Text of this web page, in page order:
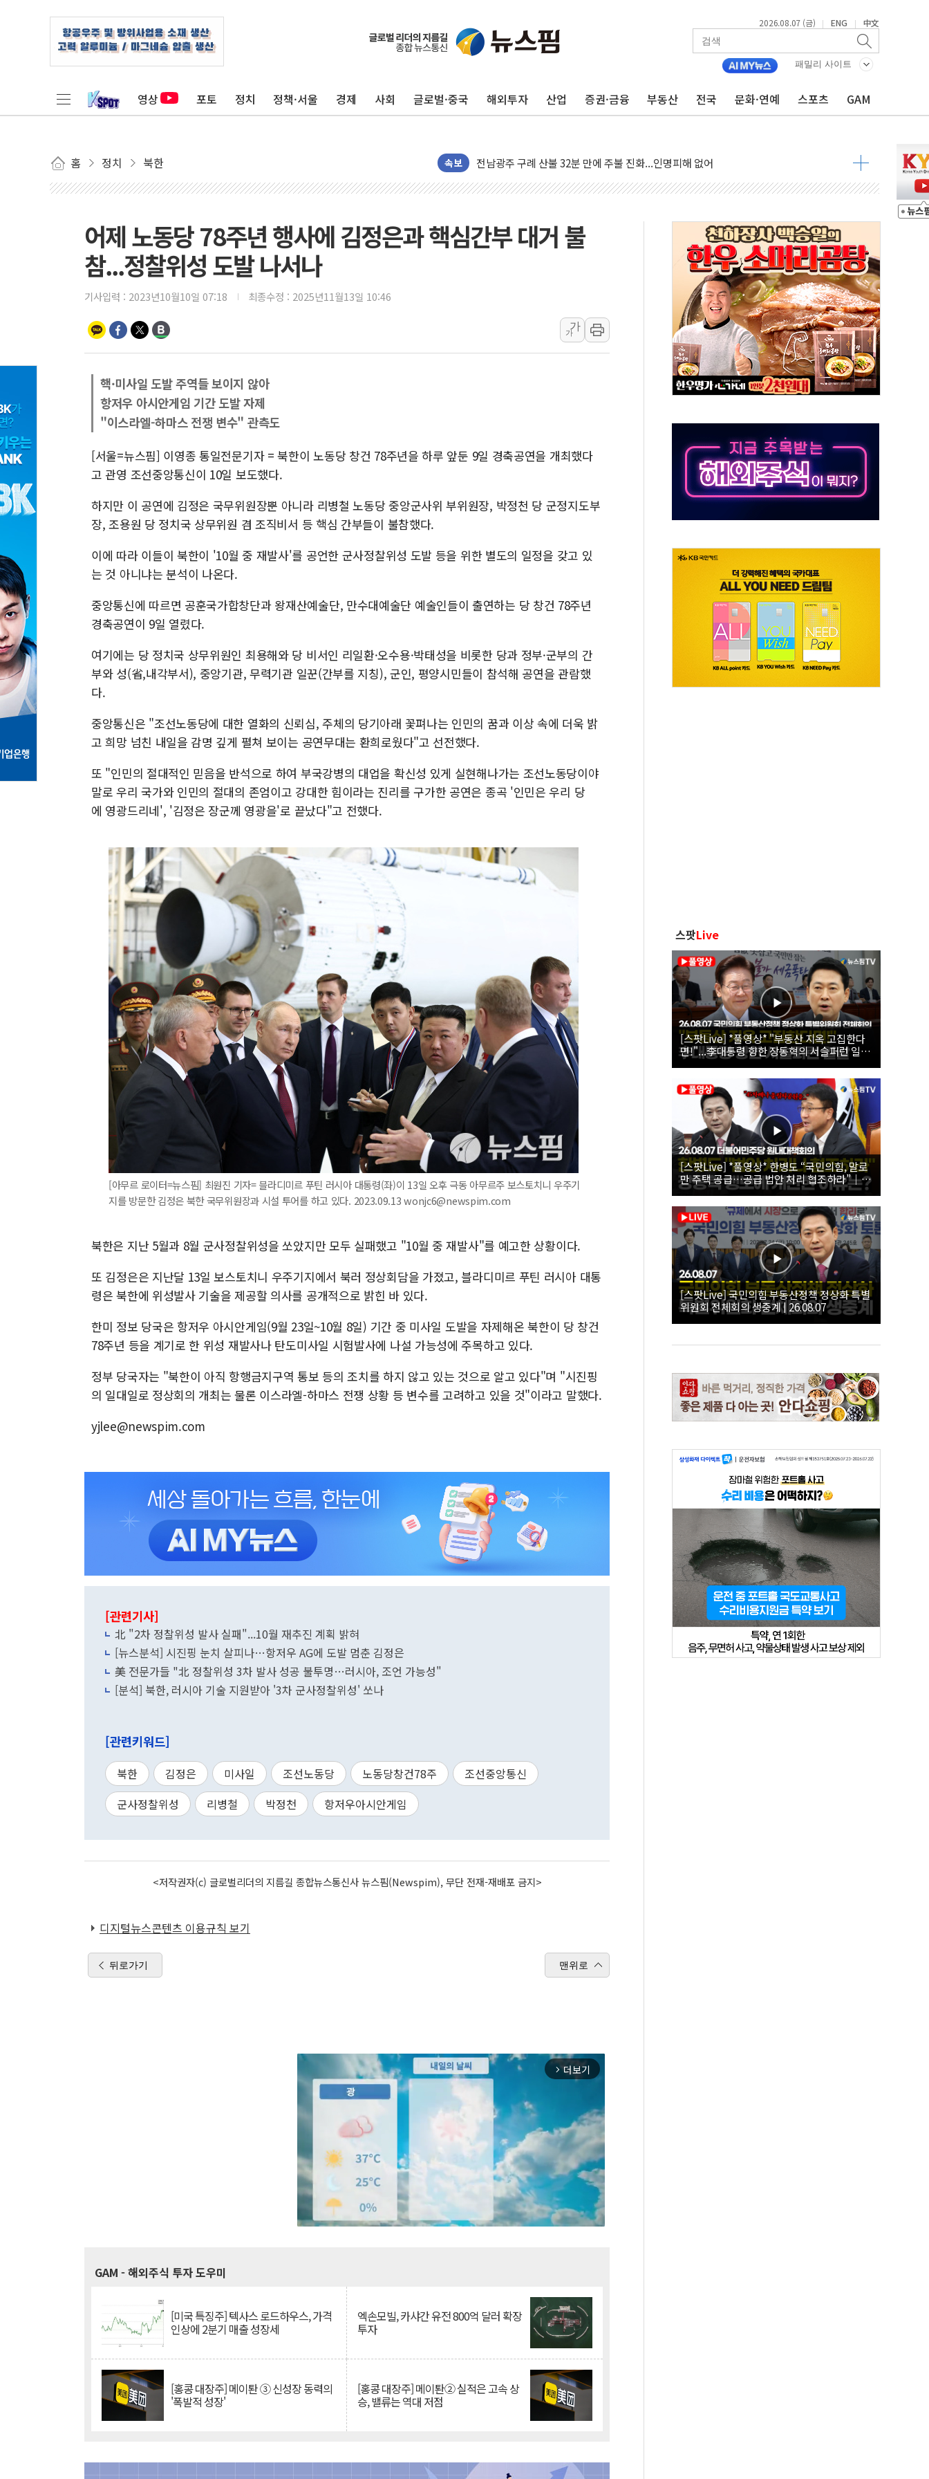
2026.08.07 (금) | ENG | 中文
패밀리 사이트
영상 포토 정치 정책·서울 경제 사회 글로벌·중국 해외투자 산업 증권·금융 부동산 전국 문화·연예 스포츠 GAM
홈 정치 북한 속보
국민의힘 윤리위, '부산 돌려차기 발언' 논란 서범수·진종오 징계절차 개시
수박으로 여름 나는 하마
캠코, 5918억원 규모 압류재산 1506건 공매
[시승기] 공간·승차감 잡은 볼보 EX90…'올 터치'는 호불호
돌아온 홈플러스
[종합] 청도 흥선리 야산 산불 1시간36분만에 주불진화....인명피해 없어
한미 법카 제보자 "신동국과 무관…자료는 전·현직 직원으로부터 확보"
에어로케이항공, 청주-중국 청두 노선 운항허가 취득...중국 노선 다변화
네이버, AI 브리핑 도입 후 블로그 창작자 지원 규모 2배 확대
SKT, '8월 월간 럭키 페스타' 실시...휴대폰 결제 최대 6000원 할인
LG헬로비전 '헬로모바일', 교보문고 제휴 전자책 요금제 출시
삼척시, 무건리 이끼폭포 생태탐방로 출입 통제
어제 노동당 78주년 행사에 김정은과 핵심간부 대거 불
참...정찰위성 도발 나서나
기사입력 : 2023년10월10일 07:18 최종수정 : 2025년11월13일 10:46
가
가
핵·미사일 도발 주역들 보이지 않아
항저우 아시안게임 기간 도발 자제
"이스라엘-하마스 전쟁 변수" 관측도
[서울=뉴스핌] 이영종 통일전문기자 = 북한이 노동당 창건 78주년을 하루 앞둔 9일 경축공연을 개최했다
고 관영 조선중앙통신이 10일 보도했다.
하지만 이 공연에 김정은 국무위원장뿐 아니라 리병철 노동당 중앙군사위 부위원장, 박정천 당 군정지도부
장, 조용원 당 정치국 상무위원 겸 조직비서 등 핵심 간부들이 불참했다.
이에 따라 이들이 북한이 '10월 중 재발사'를 공언한 군사정찰위성 도발 등을 위한 별도의 일정을 갖고 있
는 것 아니냐는 분석이 나온다.
중앙통신에 따르면 공훈국가합창단과 왕재산예술단, 만수대예술단 예술인들이 출연하는 당 창건 78주년
경축공연이 9일 열렸다.
여기에는 당 정치국 상무위원인 최용해와 당 비서인 리일환·오수용·박태성을 비롯한 당과 정부·군부의 간
부와 성(省,내각부서), 중앙기관, 무력기관 일꾼(간부를 지칭), 군인, 평양시민들이 참석해 공연을 관람했
다.
중앙통신은 "조선노동당에 대한 열화의 신뢰심, 주체의 당기아래 꽃펴나는 인민의 꿈과 이상 속에 더욱 밝
고 희망 넘친 내일을 감명 깊게 펼쳐 보이는 공연무대는 환희로웠다"고 선전했다.
또 "인민의 절대적인 믿음을 반석으로 하여 부국강병의 대업을 확신성 있게 실현해나가는 조선노동당이야
말로 우리 국가와 인민의 절대의 존엄이고 강대한 힘이라는 진리를 구가한 공연은 종곡 '인민은 우리 당
에 영광드리네', '김정은 장군께 영광을'로 끝났다"고 전했다.
[아무르 로이터=뉴스핌] 최원진 기자= 블라디미르 푸틴 러시아 대통령(좌)이 13일 오후 극동 아무르주 보스토치니 우주기
지를 방문한 김정은 북한 국무위원장과 시설 투어를 하고 있다. 2023.09.13 wonjc6@newspim.com
북한은 지난 5월과 8월 군사정찰위성을 쏘았지만 모두 실패했고 "10월 중 재발사"를 예고한 상황이다.
또 김정은은 지난달 13일 보스토치니 우주기지에서 북러 정상회담을 가졌고, 블라디미르 푸틴 러시아 대통
령은 북한에 위성발사 기술을 제공할 의사를 공개적으로 밝힌 바 있다.
한미 정보 당국은 항저우 아시안게임(9월 23일~10월 8일) 기간 중 미사일 도발을 자제해온 북한이 당 창건
78주년 등을 계기로 한 위성 재발사나 탄도미사일 시험발사에 나설 가능성에 주목하고 있다.
정부 당국자는 "북한이 아직 항행금지구역 통보 등의 조치를 하지 않고 있는 것으로 알고 있다"며 "시진핑
의 일대일로 정상회의 개최는 물론 이스라엘-하마스 전쟁 상황 등 변수를 고려하고 있을 것"이라고 말했다.
yjlee@newspim.com
[관련기사]
北 "2차 정찰위성 발사 실패"...10월 재추진 계획 밝혀
[뉴스분석] 시진핑 눈치 살피나…항저우 AG에 도발 멈춘 김정은
美 전문가들 "北 정찰위성 3차 발사 성공 불투명…러시아, 조언 가능성"
[분석] 북한, 러시아 기술 지원받아 '3차 군사정찰위성' 쏘나
[관련키워드]
북한 김정은 미사일 조선노동당 노동당창건78주
조선중앙통신
군사정찰위성
리병철 박정천 항저우아시안게임
<저작권자(c) 글로벌리더의 지름길 종합뉴스통신사 뉴스핌(Newspim), 무단 전재-재배포 금지>
디지털뉴스콘텐츠 이용규칙 보기
뒤로가기 맨위로
arrow_forward_ios 더보기
GAM - 해외주식 투자 도우미
[미국 특징주] 텍사스 로드하우스, 가격
인상에 2분기 매출 성장세
엑손모빌, 카샤간 유전 800억 달러 확장
투자
[홍콩 대장주] 메이퇀 ③ 신성장 동력의
'폭발적 성장'
[홍콩 대장주] 메이퇀② 실적은 고속 상
승, 밸류는 역대 저점
스팟Live
[스팟Live] *풀영상* "부동산 지옥 고집한다
면!"...李대통령 향한 장동혁의 서슬퍼런 일갈
| 26.08.07 국민의힘 부동산정책 정상화 특별
위원회 전체회의
[스팟Live] *풀영상* 한병도 “국민의힘, 말로
만 주택 공급…공급 법안 처리 협조하라”｜
26.08.07 더불어민주당 원내대책회의
[스팟Live] 국민의힘 부동산정책 정상화 특별
위원회 전체회의 생중계 | 26.08.07